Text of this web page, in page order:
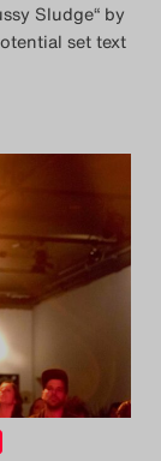
Sludge“ by
set text